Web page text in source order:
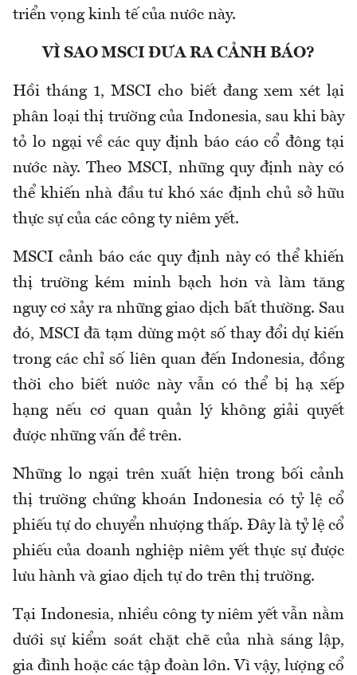
triển vọng kinh tế của nước này.
VÌ SAO MSCI ĐƯA RA CẢNH BÁO?
Hồi tháng 1, MSCI cho biết đang xem xét lại
phân loại thị trường của Indonesia, sau khi bày
tỏ lo ngại về các quy định báo cáo cổ đông tại
nước này. Theo MSCI, những quy định này có
thể khiến nhà đầu tư khó xác định chủ sở hữu
thực sự của các công ty niêm yết.
MSCI cảnh báo các quy định này có thể khiến
thị trường kém minh bạch hơn và làm tăng
nguy cơ xảy ra những giao dịch bất thường. Sau
đó, MSCI đã tạm dừng một số thay đổi dự kiến
trong các chỉ số liên quan đến Indonesia, đồng
thời cho biết nước này vẫn có thể bị hạ xếp
hạng nếu cơ quan quản lý không giải quyết
được những vấn đề trên.
Những lo ngại trên xuất hiện trong bối cảnh
thị trường chứng khoán Indonesia có tỷ lệ cổ
phiếu tự do chuyển nhượng thấp. Đây là tỷ lệ cổ
phiếu của doanh nghiệp niêm yết thực sự được
lưu hành và giao dịch tự do trên thị trường.
Tại Indonesia, nhiều công ty niêm yết vẫn nằm
dưới sự kiểm soát chặt chẽ của nhà sáng lập,
gia đình hoặc các tập đoàn lớn. Vì vậy, lượng cổ